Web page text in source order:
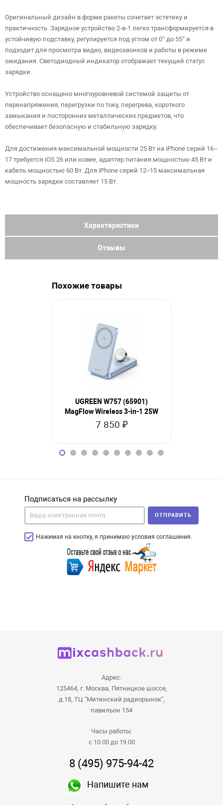
Оригинальный дизайн в форме ракеты сочетает эстетику и
практичность. Зарядное устройство 2-в-1 легко трансформируется в
устойчивую подставку, регулируется под углом от 0° до 55° и
подходит для просмотра видео, видеозвонков и работы в режиме
ожидания. Светодиодный индикатор отображает текущий статус
зарядки.
Устройство оснащено многоуровневой системой защиты от
перенапряжения, перегрузки по току, перегрева, короткого
замыкания и посторонних металлических предметов, что
обеспечивает безопасную и стабильную зарядку.
Для достижения максимальной мощности 25 Вт на iPhone серий 16–
17 требуется iOS 26 или новее, адаптер питания мощностью 45 Вт и
кабель мощностью 60 Вт. Для iPhone серий 12–15 максимальная
мощность зарядки составляет 15 Вт.
Характеристики
Отзывы
Похожие товары
UGREEN W757 (65901)
MagFlow Wireless 3-in-1 25W
QI
7 850 ₽
Подписаться на рассылку
Нажимая на кнопку, я принимаю условия соглашения.
ОТПРАВИТЬ
Адрес:
125464, г. Москва, Пятницкое шоссе,
д.18, ТЦ "Митинский радиорынок",
павильон 154
Часы работы:
с 10.00 до 19.00
8 (495) 975-94-42
Напишите нам